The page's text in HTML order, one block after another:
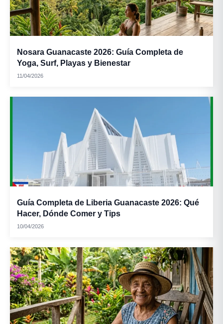
Nosara Guanacaste 2026: Guía Completa de
Yoga, Surf, Playas y Bienestar
11/04/2026
Guía Completa de Liberia Guanacaste 2026: Qué
Hacer, Dónde Comer y Tips
10/04/2026